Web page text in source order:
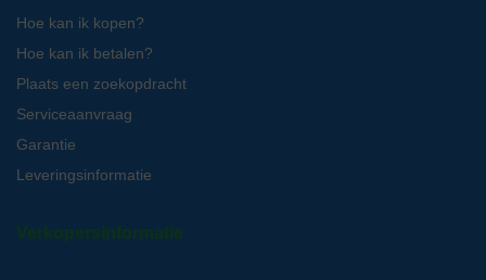
Hoe kan ik kopen?
Hoe kan ik betalen?
Plaats een zoekopdracht
Serviceaanvraag
Garantie
Leveringsinformatie
Verkopersinformatie